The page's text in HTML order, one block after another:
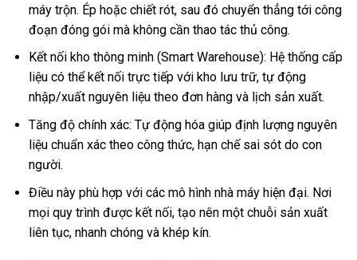
máy trộn. Ép hoặc chiết rót, sau đó chuyển thẳng tới công
đoạn đóng gói mà không cần thao tác thủ công.
Kết nối kho thông minh (Smart Warehouse): Hệ thống cấp
liệu có thể kết nối trực tiếp với kho lưu trữ, tự động
nhập/xuất nguyên liệu theo đơn hàng và lịch sản xuất.
Tăng độ chính xác: Tự động hóa giúp định lượng nguyên
liệu chuẩn xác theo công thức, hạn chế sai sót do con
người.
Điều này phù hợp với các mô hình nhà máy hiện đại. Nơi
mọi quy trình được kết nối, tạo nên một chuỗi sản xuất
liên tục, nhanh chóng và khép kín.